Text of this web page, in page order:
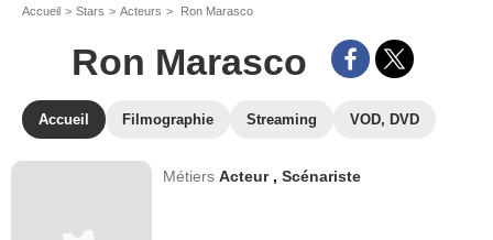
Accueil Stars Acteurs Ron Marasco
Ron Marasco
Accueil Filmographie Streaming VOD, DVD
MétiersActeur ,Scénariste